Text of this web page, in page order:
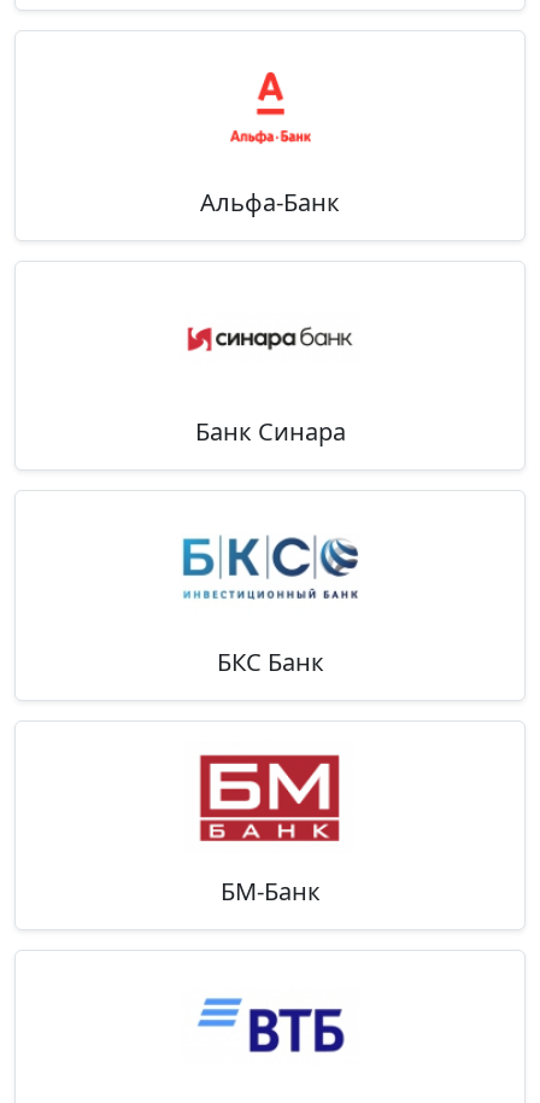
Альфа-Банк
Банк Синара
БКС Банк
БМ-Банк